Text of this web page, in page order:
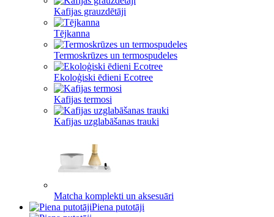
Kafijas grauzdētāji
Tējkanna
Termoskrūzes un termospudeles
Ekoloģiski ēdieni Ecotree
Kafijas termosi
Kafijas uzglabāšanas trauki
Matcha komplekti un aksesuāri
Piena putotāji